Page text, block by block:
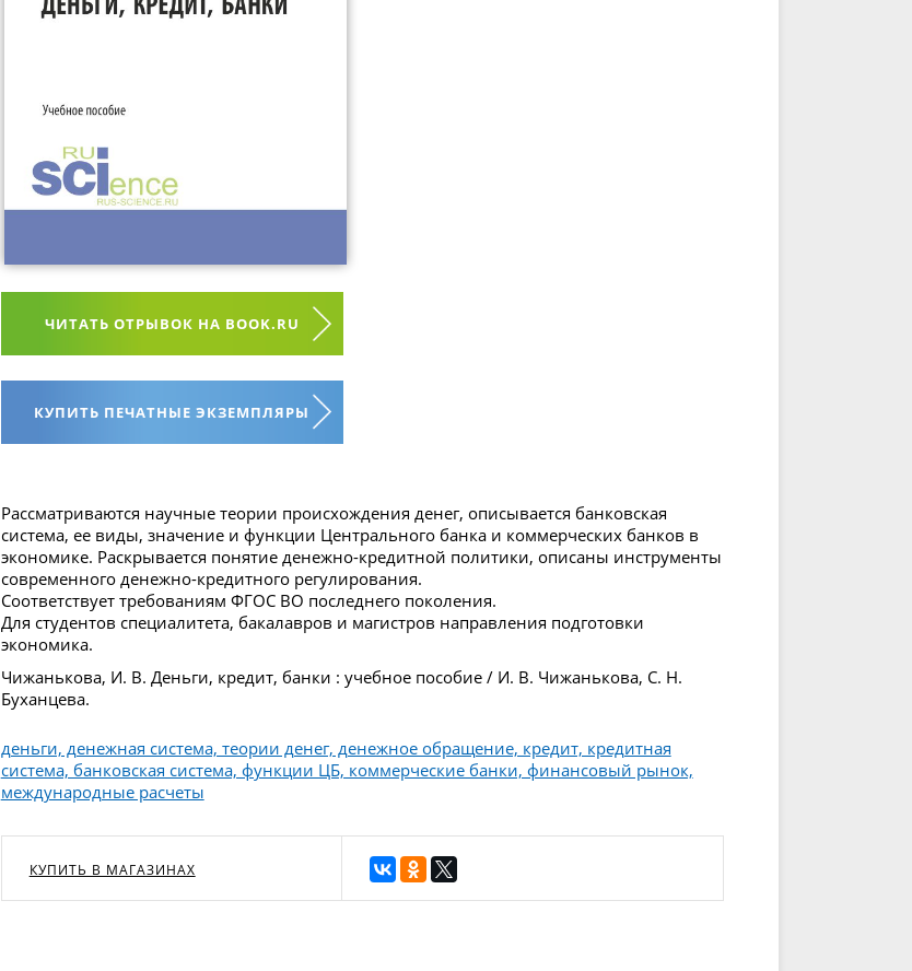
ЧИТАТЬ ОТРЫВОК НА BOOK.RU
КУПИТЬ ПЕЧАТНЫЕ ЭКЗЕМПЛЯРЫ
Рассматриваются научные теории происхождения денег, описывается банковская
система, ее виды, значение и функции Центрального банка и коммерческих банков в
экономике. Раскрывается понятие денежно-кредитной политики, описаны инструменты
современного денежно-кредитного регулирования.
Соответствует требованиям ФГОС ВО последнего поколения.
Для студентов специалитета, бакалавров и магистров направления подготовки
экономика.
Чижанькова, И. В. Деньги, кредит, банки : учебное пособие / И. В. Чижанькова, С. Н.
Буханцева.
деньги, денежная система, теории денег, денежное обращение, кредит, кредитная
система, банковская система, функции ЦБ, коммерческие банки, финансовый рынок,
международные расчеты
КУПИТЬ В МАГАЗИНАХ